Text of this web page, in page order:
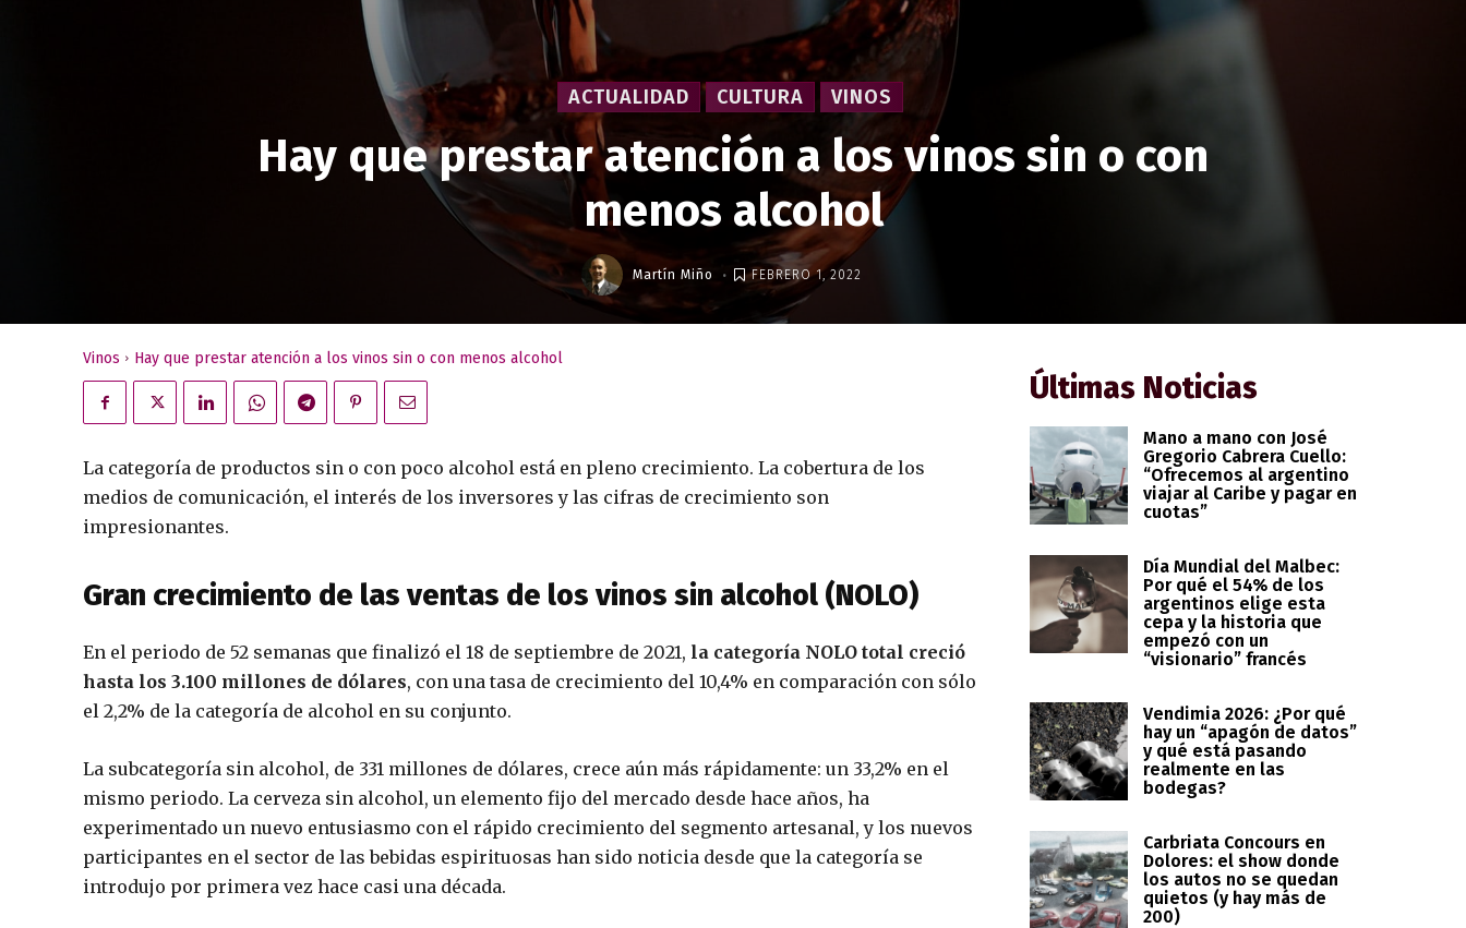
ACTUALIDAD CULTURA VINOS
Hay que prestar atención a los vinos sin o con
menos alcohol
Martín Miño . FEBRERO 1, 2022
Vinos Hay que prestar atención a los vinos sin o con menos alcohol
La categoría de productos sin o con poco alcohol está en pleno crecimiento. La cobertura de los
medios de comunicación, el interés de los inversores y las cifras de crecimiento son
impresionantes.
Gran crecimiento de las ventas de los vinos sin alcohol (NOLO)
En el periodo de 52 semanas que finalizó el 18 de septiembre de 2021, la categoría NOLO total creció
hasta los 3.100 millones de dólares, con una tasa de crecimiento del 10,4% en comparación con sólo
el 2,2% de la categoría de alcohol en su conjunto.
La subcategoría sin alcohol, de 331 millones de dólares, crece aún más rápidamente: un 33,2% en el
mismo periodo. La cerveza sin alcohol, un elemento fijo del mercado desde hace años, ha
experimentado un nuevo entusiasmo con el rápido crecimiento del segmento artesanal, y los nuevos
participantes en el sector de las bebidas espirituosas han sido noticia desde que la categoría se
introdujo por primera vez hace casi una década.
Últimas Noticias
Mano a mano con José
Gregorio Cabrera Cuello:
“Ofrecemos al argentino
viajar al Caribe y pagar en
cuotas”
Día Mundial del Malbec:
Por qué el 54% de los
argentinos elige esta
cepa y la historia que
empezó con un
“visionario” francés
Vendimia 2026: ¿Por qué
hay un “apagón de datos”
y qué está pasando
realmente en las
bodegas?
Carbriata Concours en
Dolores: el show donde
los autos no se quedan
quietos (y hay más de
200)